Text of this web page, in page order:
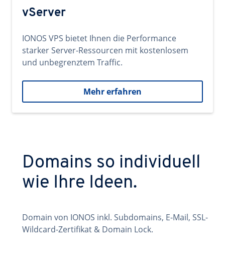
vServer
IONOS VPS bietet Ihnen die Performance
starker Server-Ressourcen mit kostenlosem
und unbegrenztem Traffic.
Mehr erfahren
Domains so individuell
wie Ihre Ideen.
Domain von IONOS inkl. Subdomains, E-Mail, SSL-
Wildcard-Zertifikat & Domain Lock.